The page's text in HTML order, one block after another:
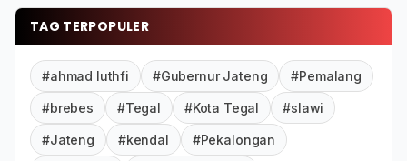
TAG TERPOPULER
#ahmad luthfi #Gubernur Jateng #Pemalang
#brebes #Tegal #Kota Tegal #slawi
#Jateng #kendal #Pekalongan